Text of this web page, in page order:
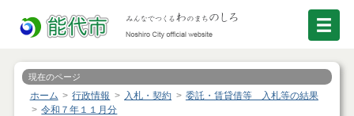
現在のページ
ホーム 行政情報 入札・契約
委託・賃貸借等 入札等の結果
令和７年１１月分